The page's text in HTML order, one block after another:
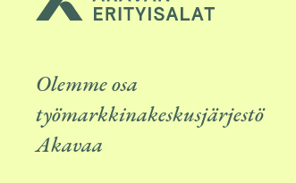
Olemme osa
työmarkkinakeskusjärjestö
Akavaa